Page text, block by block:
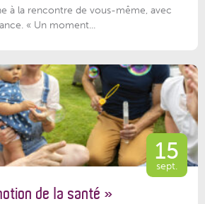
à la rencontre de vous-même, avec
« Un moment...
15
sept.
de la santé »